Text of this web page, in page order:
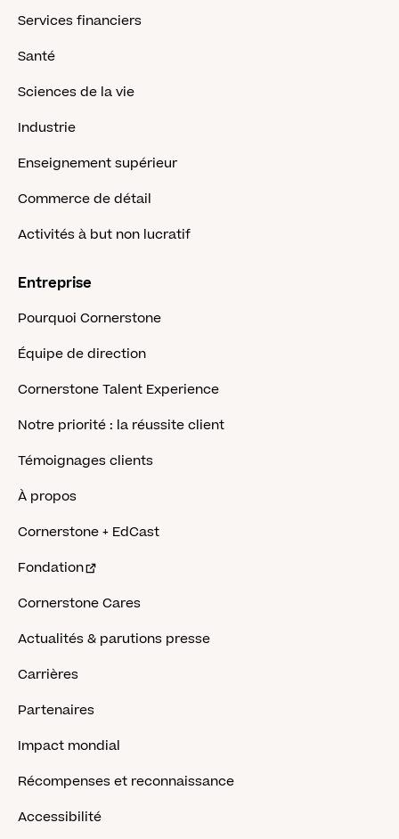
Services financiers
Santé
Sciences de la vie
Industrie
Enseignement supérieur
Commerce de détail
Activités à but non lucratif
Entreprise
Pourquoi Cornerstone
Équipe de direction
Cornerstone Talent Experience
Notre priorité : la réussite client
Témoignages clients
À propos
Cornerstone + EdCast
Fondation
Cornerstone Cares
Actualités & parutions presse
Carrières
Partenaires
Impact mondial
Récompenses et reconnaissance
Accessibilité